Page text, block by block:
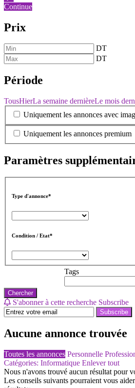
Continue
Prix
DT
DT
Période
TousHierLa semaine dernièreLe mois
Uniquement les annonces avec
Uniquement les annonces premium
Paramètres
Type d'annonce*
Condition / Etat*
Tags
Chercher
S'abonner à cette recherche Subscribe
Subscribe
Aucune annonce trouvée
Toutes les annonces Personnelle
Catégories: Informatique Enlever tout
Nous n'avons trouvé aucun résultat pour
Les conseils suivants pourraient vous